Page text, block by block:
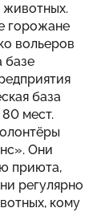
животных.
горожане
вольеров
базе
база
мест.
Они
приюта,
регулярно
кому